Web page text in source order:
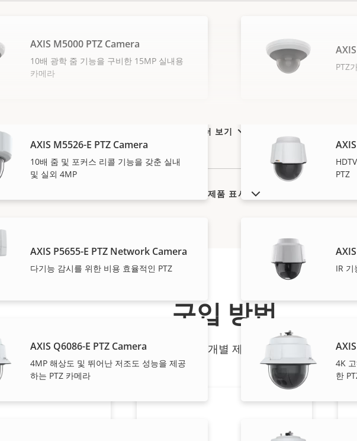
더 보기
AXIS M5000 PTZ Camera
10배 광학 줌 기능을 구비한 15MP 실내용
카메라
PTZ
AXIS M5526-E PTZ Camera
10배 줌 및 포커스 리콜 기능을 갖춘 실내
및 실외 4MP
PTZ
AXIS P5655-E PTZ Network Camera
다기능 감시를 위한 비용 효율적인 PTZ IR 기
AXIS Q6086-E PTZ Camera
4MP 해상도 및 뛰어난 저조도 성능을 제공
하는 PTZ 카메라
4K
한
단종 제품 표시
구입 방법
당사의 신뢰도 높은 파트너가 Axis 솔루션 및 개별 제품을 판매하고, 전문적